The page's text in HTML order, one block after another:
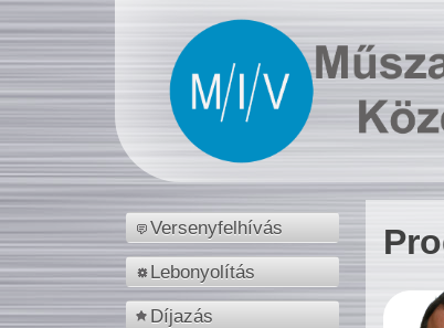
Versenyfelhívás
Lebonyolítás
Díjazás